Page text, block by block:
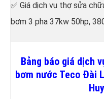
✅ Giá dịch vụ thợ sửa
bơm 3 pha 37kw 50hp,
Bảng báo giá dịch
bơm nước Teco Đài